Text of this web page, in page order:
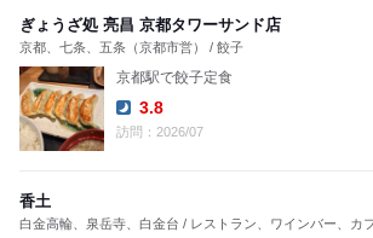
ぎょうざ処 亮昌 京都タワーサンド店
京都、七条、五条（京都市営） / 餃子
京都駅で餃子定食
Dinner:
3.8
訪問：2026/07
香土
白金高輪、泉岳寺、白金台 / レストラン、ワインバー、カ